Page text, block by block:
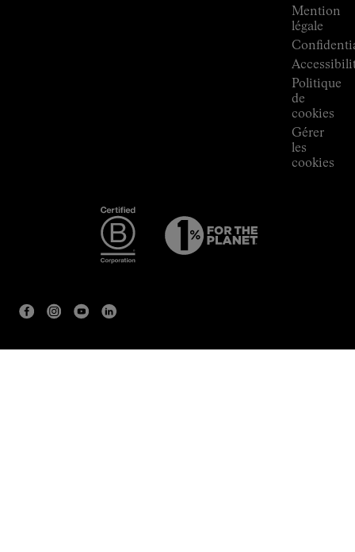
Mention
légale
Politique
de
cookies
Gérer
les
cookies